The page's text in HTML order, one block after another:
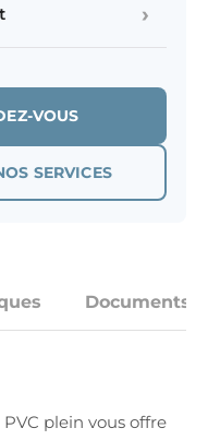
›
VOUS
SERVICES
Documents
plein vous offre